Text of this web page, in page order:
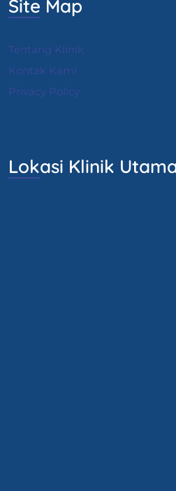
Site Map
Tentang Klinik
Kontak Kami
Privacy Policy
Lokasi Klinik